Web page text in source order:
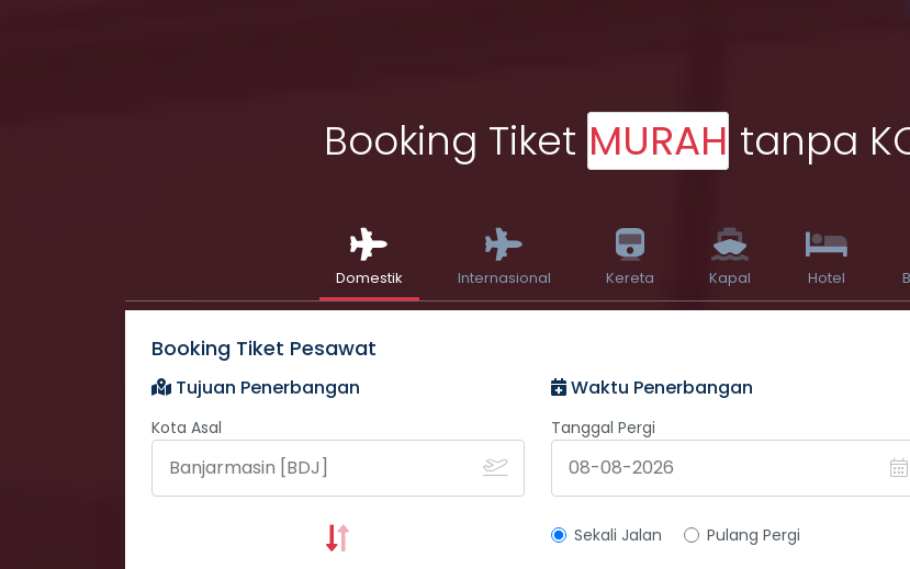
Booking Tiket MURAH tanpa
Domestik Internasional Kereta Kapal Hotel
Booking Tiket Pesawat
Tujuan Penerbangan
Kota Asal
Waktu Penerbangan
Tanggal Pergi
Sekali Jalan Pulang Pergi